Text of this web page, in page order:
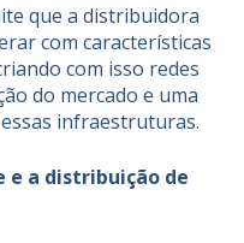
que a distribuidora
com características
com isso redes
do mercado e uma
infraestruturas.
e a distribuição de